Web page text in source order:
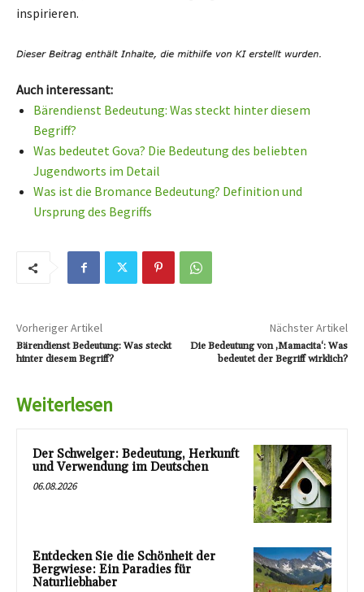
inspirieren.
Auch interessant:
Bärendienst Bedeutung: Was steckt hinter diesem
Begriff?
Was bedeutet Gova? Die Bedeutung des beliebten
Jugendworts im Detail
Was ist die Bromance Bedeutung? Definition und
Ursprung des Begriffs
Vorheriger Artikel
Bärendienst Bedeutung: Was steckt
hinter diesem Begriff?
Nächster Artikel
Die Bedeutung von ‚Mamacita‘: Was
bedeutet der Begriff wirklich?
Weiterlesen
Der Schwelger: Bedeutung, Herkunft
und Verwendung im Deutschen
06.08.2026
Entdecken Sie die Schönheit der
Bergwiese: Ein Paradies für
Naturliebhaber